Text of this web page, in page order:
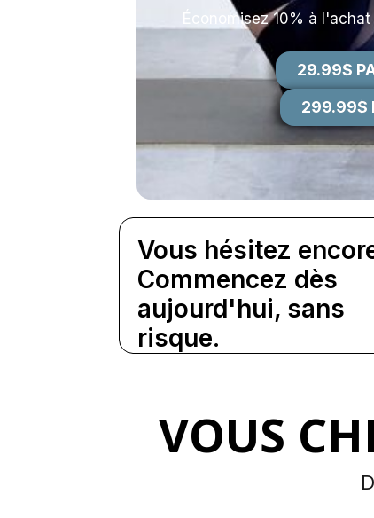
Économisez 10% à l'achat
29.99$
299.99$
Vous hésitez
Commencez dès
aujourd'hui, sans
risque.
VOUS